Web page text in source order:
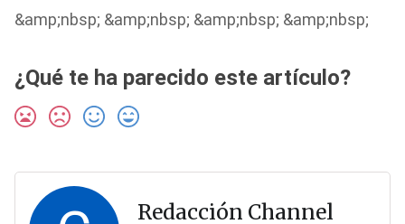
&amp;nbsp; &amp;nbsp; &amp;nbsp; &amp;nbsp;
¿Qué te ha parecido este artículo?
Redacción Channel